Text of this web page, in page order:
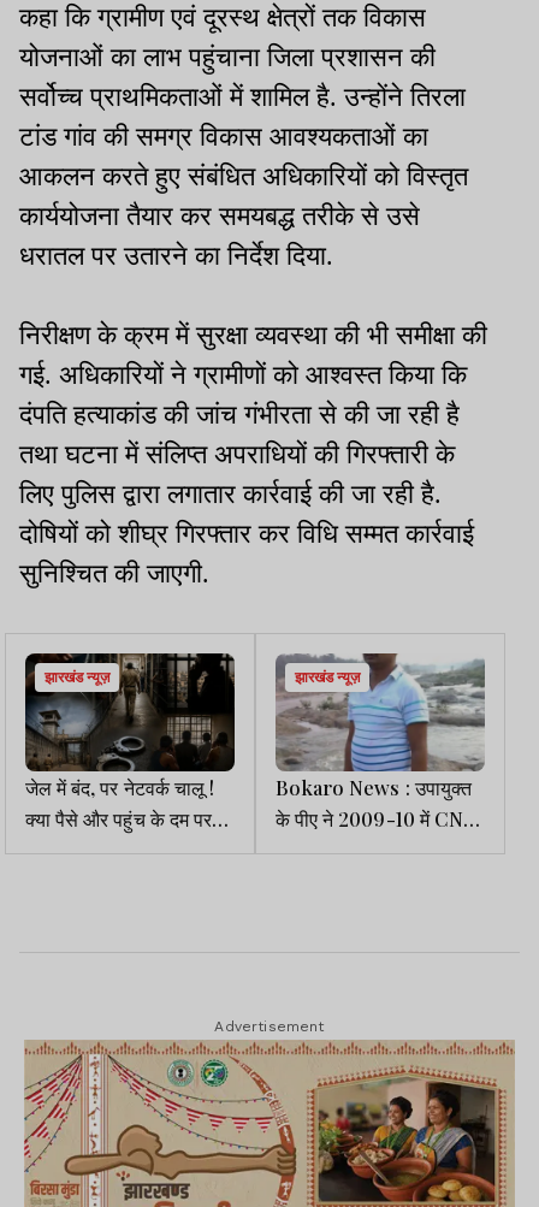
कहा कि ग्रामीण एवं दूरस्थ क्षेत्रों तक विकास
योजनाओं का लाभ पहुंचाना जिला प्रशासन की
सर्वोच्च प्राथमिकताओं में शामिल है. उन्होंने तिरला
टांड गांव की समग्र विकास आवश्यकताओं का
आकलन करते हुए संबंधित अधिकारियों को विस्तृत
कार्ययोजना तैयार कर समयबद्ध तरीके से उसे
धरातल पर उतारने का निर्देश दिया.
निरीक्षण के क्रम में सुरक्षा व्यवस्था की भी समीक्षा की
गई. अधिकारियों ने ग्रामीणों को आश्वस्त किया कि
दंपति हत्याकांड की जांच गंभीरता से की जा रही है
तथा घटना में संलिप्त अपराधियों की गिरफ्तारी के
लिए पुलिस द्वारा लगातार कार्रवाई की जा रही है.
दोषियों को शीघ्र गिरफ्तार कर विधि सम्मत कार्रवाई
सुनिश्चित की जाएगी.
झारखंड न्यूज़
जेल में बंद, पर नेटवर्क चालू !
क्या पैसे और पहुंच के दम पर
सलाखों के पीछे से अपराध का
झारखंड न्यूज़
Bokaro News : उपायुक्त
के पीए ने 2009-10 में CNT
Act का उल्लंघन कर दुसाद
Advertisement